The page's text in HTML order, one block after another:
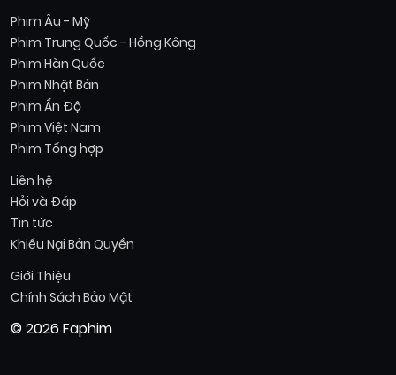
Phim Âu - Mỹ
Phim Trung Quốc - Hồng Kông
Phim Hàn Quốc
Phim Nhật Bản
Phim Ấn Độ
Phim Việt Nam
Phim Tổng hợp
Liên hệ
Hỏi và Đáp
Tin tức
Khiếu Nại Bản Quyền
Giới Thiệu
Chính Sách Bảo Mật
© 2026 Faphim